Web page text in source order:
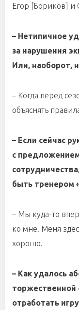
Егор [Бориков] и
– Нетипичное
за нарушения
Или, наоборот,
– Когда перед
объяснять
– Если сейчас
с
быть тренером
– Мы куда-то
ко мне. Меня
хорошо.
– Как удалось
торжественной
отработать